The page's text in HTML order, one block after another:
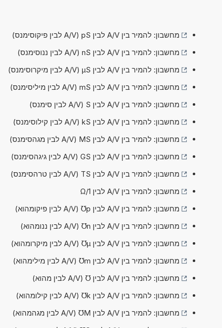
מחשבון: להמיר בין A/V לבין pS (A/V לבין פיקוסימנס)
מחשבון: להמיר בין A/V לבין nS (A/V לבין ננוסימנס)
מחשבון: להמיר בין A/V לבין µS (A/V לבין מיקרוסימנס)
מחשבון: להמיר בין A/V לבין mS (A/V לבין מיליסימנס)
מחשבון: להמיר בין A/V לבין S (A/V לבין סימנס)
מחשבון: להמיר בין A/V לבין kS (A/V לבין קילוסימנס)
מחשבון: להמיר בין A/V לבין MS (A/V לבין מגהסימנס)
מחשבון: להמיר בין A/V לבין GS (A/V לבין גיגהסימנס)
מחשבון: להמיר בין A/V לבין TS (A/V לבין טרהסימנס)
מחשבון: להמיר בין A/V לבין 1/Ω
מחשבון: להמיר בין A/V לבין p℧ (A/V לבין פיקומהוא)
מחשבון: להמיר בין A/V לבין n℧ (A/V לבין ננומהוא)
מחשבון: להמיר בין A/V לבין µ℧ (A/V לבין מיקרומהוא)
מחשבון: להמיר בין A/V לבין m℧ (A/V לבין מילימהוא)
מחשבון: להמיר בין A/V לבין ℧ (A/V לבין מהוא)
מחשבון: להמיר בין A/V לבין k℧ (A/V לבין קילומהוא)
מחשבון: להמיר בין A/V לבין M℧ (A/V לבין מגהמהוא)